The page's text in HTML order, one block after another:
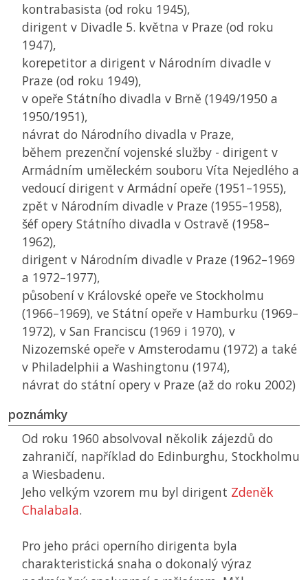
kontrabasista (od roku 1945),
dirigent v Divadle 5. května v Praze (od roku
1947),
korepetitor a dirigent v Národním divadle v
Praze (od roku 1949),
v opeře Státního divadla v Brně (1949/1950 a
1950/1951),
návrat do Národního divadla v Praze,
během prezenční vojenské služby - dirigent v
Armádním uměleckém souboru Víta Nejedlého a
vedoucí dirigent v Armádní opeře (1951–1955),
zpět v Národním divadle v Praze (1955–1958),
šéf opery Státního divadla v Ostravě (1958–
1962),
dirigent v Národním divadle v Praze (1962–1969
a 1972–1977),
působení v Královské opeře ve Stockholmu
(1966–1969), ve Státní opeře v Hamburku (1969–
1972), v San Franciscu (1969 i 1970), v
Nizozemské opeře v Amsterodamu (1972) a také
v Philadelphii a Washingtonu (1974),
návrat do státní opery v Praze (až do roku 2002)
poznámky
Od roku 1960 absolvoval několik zájezdů do
zahraničí, například do Edinburghu, Stockholmu
a Wiesbadenu.
Jeho velkým vzorem mu byl dirigent Zdeněk
Chalabala.
Pro jeho práci operního dirigenta byla
charakteristická snaha o dokonalý výraz